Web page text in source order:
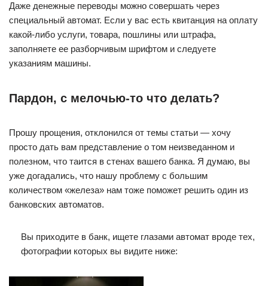
Даже денежные переводы можно совершать через
специальный автомат. Если у вас есть квитанция на оплату
какой-либо услуги, товара, пошлины или штрафа,
заполняете ее разборчивым шрифтом и следуете
указаниям машины.
Пардон, с мелочью-то что делать?
Прошу прощения, отклонился от темы статьи — хочу
просто дать вам представление о том неизведанном и
полезном, что таится в стенах вашего банка. Я думаю, вы
уже догадались, что нашу проблему с большим
количеством «железа» нам тоже поможет решить один из
банковских автоматов.
Вы приходите в банк, ищете глазами автомат вроде тех,
фотографии которых вы видите ниже: